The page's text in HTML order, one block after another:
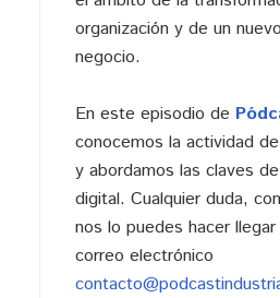
organización y de un
negocio.
En este episodio de
conocemos la actividad
y abordamos las claves
digital. Cualquier duda,
nos lo puedes hacer
correo electrónico